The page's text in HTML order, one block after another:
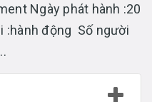
Ngày phát hành :20
:hành động Số người